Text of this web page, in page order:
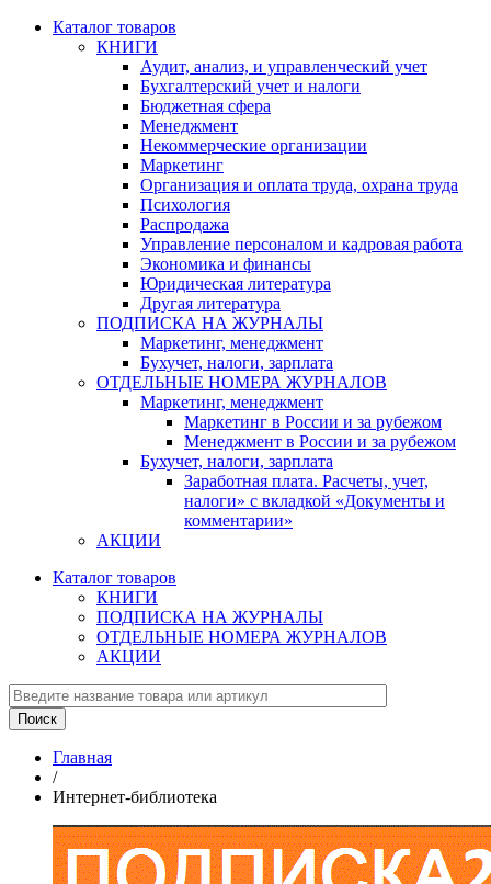
Каталог товаров
КНИГИ
Аудит, анализ, и управленческий учет
Бухгалтерский учет и налоги
Бюджетная сфера
Менеджмент
Некоммерческие организации
Маркетинг
Организация и оплата труда, охрана труда
Психология
Распродажа
Управление персоналом и кадровая работа
Экономика и финансы
Юридическая литература
Другая литература
ПОДПИСКА НА ЖУРНАЛЫ
Маркетинг, менеджмент
Бухучет, налоги, зарплата
ОТДЕЛЬНЫЕ НОМЕРА ЖУРНАЛОВ
Маркетинг, менеджмент
Маркетинг в России и за рубежом
Менеджмент в России и за рубежом
Бухучет, налоги, зарплата
Заработная плата. Расчеты, учет,
налоги» с вкладкой «Документы и
комментарии»
АКЦИИ
Каталог товаров
КНИГИ
ПОДПИСКА НА ЖУРНАЛЫ
ОТДЕЛЬНЫЕ НОМЕРА ЖУРНАЛОВ
АКЦИИ
Главная
/
Интернет-библиотека